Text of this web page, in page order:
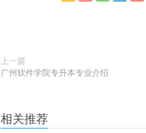
上一篇
广州软件学院专升本专业介绍
相关推荐